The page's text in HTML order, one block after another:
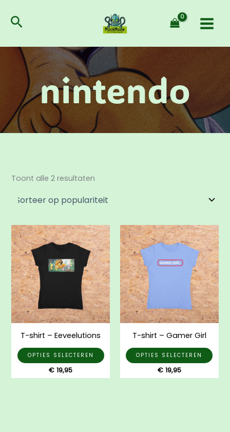
naarZoeken
nintendo
Toont alle 2 resultaten
populariteit
T-shirt – Eeveelutions
OPTIES SELECTEREN
Dit
product
heeft
meerdere
variaties.
Deze
optie
kan
op
productpagina
€ 19,95
T-shirt – Gamer Girl
OPTIES SELECTEREN
Dit
Deze
kan
op
€19,95